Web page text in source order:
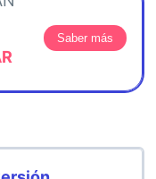
Saber más